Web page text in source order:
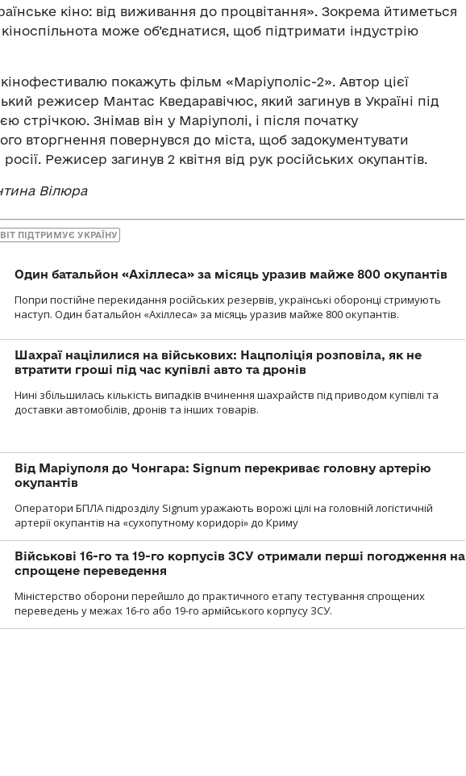
кіно: від виживання до процвітання». Зокрема йтиметься
кіноспільнота може об’єднатися, щоб підтримати індустрію
покажуть фільм «Маріуполіс-2». Автор цієї
режисер Мантас Кведаравічюс, який загинув в Україні під
стрічкою. Знімав він у Маріуполі, і після початку
вторгнення повернувся до міста, щоб задокументувати
росії. Режисер загинув 2 квітня від рук російських окупантів.
Вілюра
ПІДТРИМУЄ УКРАЇНУ
Один батальйон «Ахіллеса» за місяць уразив майже 800 окупантів
Попри постійне перекидання російських резервів, українські оборонці стримують
наступ. Один батальйон «Ахіллеса» за місяць уразив майже 800 окупантів.
Шахраї націлилися на військових: Нацполіція розповіла, як не
втратити гроші під час купівлі авто та дронів
Нині збільшилась кількість випадків вчинення шахрайств під приводом купівлі та
доставки автомобілів, дронів та інших товарів.
Від Маріуполя до Чонгара: Signum перекриває головну артерію
окупантів
Оператори БПЛА підрозділу Signum уражають ворожі цілі на головній логістичній
артерії окупантів на «сухопутному коридорі» до Криму
Військові 16-го та 19-го корпусів ЗСУ отримали перші погодження на
спрощене переведення
Міністерство оборони перейшло до практичного етапу тестування спрощених
переведень у межах 16-го або 19-го армійського корпусу ЗСУ.